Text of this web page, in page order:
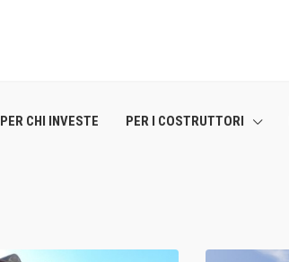
PER CHI INVESTE PER I COSTRUTTORI